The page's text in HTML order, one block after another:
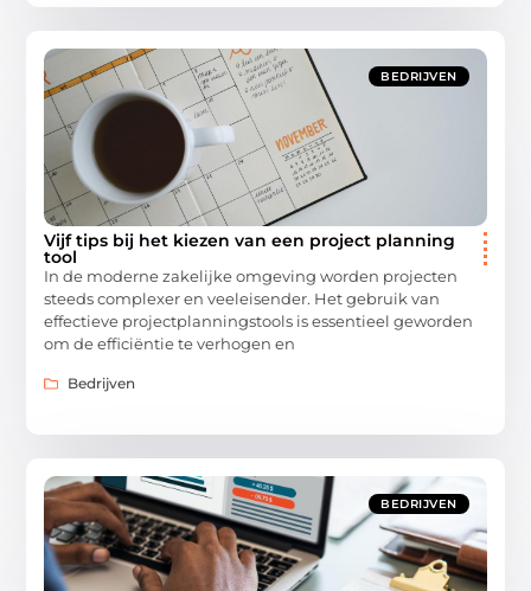
BEDRIJVEN
Vijf tips bij het kiezen van een project planning
tool
In de moderne zakelijke omgeving worden projecten
steeds complexer en veeleisender. Het gebruik van
effectieve projectplanningstools is essentieel geworden
om de efficiëntie te verhogen en
Bedrijven
BEDRIJVEN